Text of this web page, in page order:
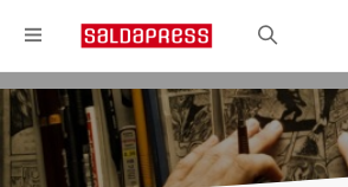
Registrati
Login